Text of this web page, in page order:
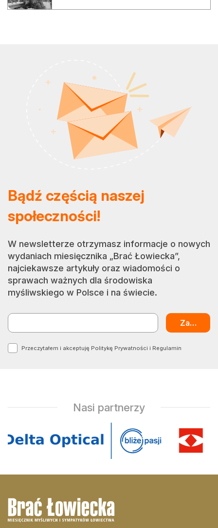
Bądź częścią naszej
społeczności!
W newsletterze otrzymasz informacje o nowych
wydaniach miesięcznika „Brać Łowiecka”,
najciekawsze artykuły oraz wiadomości o
sprawach ważnych dla środowiska
myśliwskiego w Polsce i na świecie.
Przeczytałem i akceptuję Politykę Prywatności i Regulamin
Nasi partnerzy